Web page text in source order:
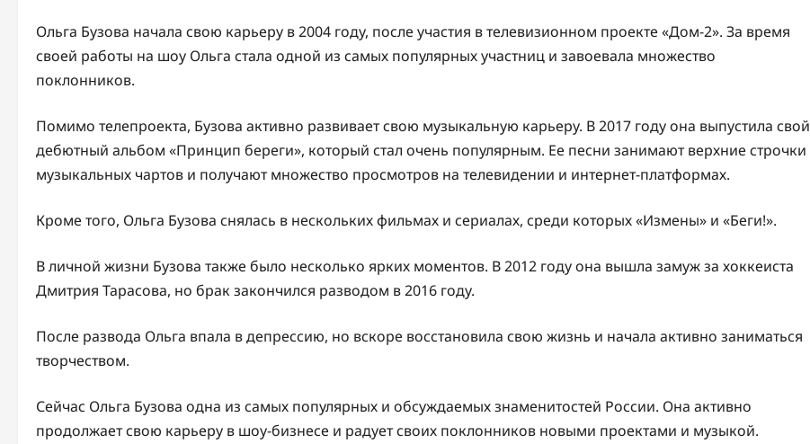
Ольга Бузова начала свою карьеру в 2004 году, после участия в телевизионном проекте «Дом-2». За время
своей работы на шоу Ольга стала одной из самых популярных участниц и завоевала множество
поклонников.
Помимо телепроекта, Бузова активно развивает свою музыкальную карьеру. В 2017 году она выпустила свой
дебютный альбом «Принцип береги», который стал очень популярным. Ее песни занимают верхние строчки
музыкальных чартов и получают множество просмотров на телевидении и интернет-платформах.
Кроме того, Ольга Бузова снялась в нескольких фильмах и сериалах, среди которых «Измены» и «Беги!».
В личной жизни Бузова также было несколько ярких моментов. В 2012 году она вышла замуж за хоккеиста
Дмитрия Тарасова, но брак закончился разводом в 2016 году.
После развода Ольга впала в депрессию, но вскоре восстановила свою жизнь и начала активно заниматься
творчеством.
Сейчас Ольга Бузова одна из самых популярных и обсуждаемых знаменитостей России. Она активно
продолжает свою карьеру в шоу-бизнесе и радует своих поклонников новыми проектами и музыкой.